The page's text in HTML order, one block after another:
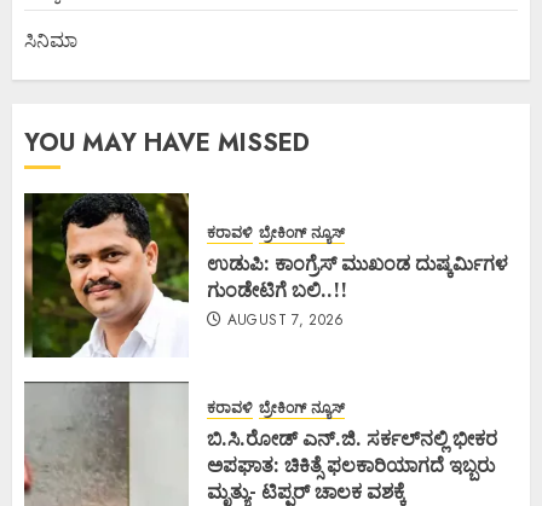
ಸಿನಿಮಾ
YOU MAY HAVE MISSED
ಕರಾವಳಿ ಬ್ರೇಕಿಂಗ್ ನ್ಯೂಸ್
ಉಡುಪಿ: ಕಾಂಗ್ರೆಸ್ ಮುಖಂಡ ದುಷ್ಕರ್ಮಿಗಳ
ಗುಂಡೇಟಿಗೆ ಬಲಿ..!!
AUGUST 7, 2026
ಕರಾವಳಿ ಬ್ರೇಕಿಂಗ್ ನ್ಯೂಸ್
ಬಿ.ಸಿ.ರೋಡ್ ಎನ್.ಜಿ. ಸರ್ಕಲ್‌ನಲ್ಲಿ ಭೀಕರ
ಅಪಘಾತ: ಚಿಕಿತ್ಸೆ ಫಲಕಾರಿಯಾಗದೆ ಇಬ್ಬರು
ಮೃತ್ಯು- ಟಿಪ್ಪರ್ ಚಾಲಕ ವಶಕ್ಕೆ